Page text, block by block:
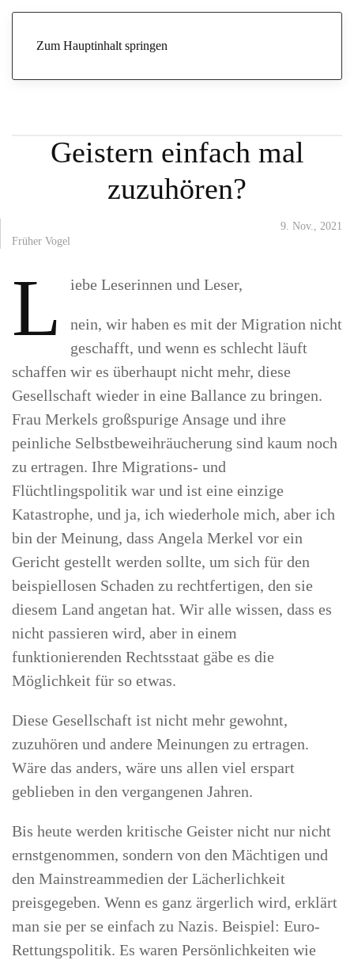
Zum Hauptinhalt springen
einfach mal zuzuhören?
Geistern einfach mal
zuzuhören?
9. Nov., 2021
Früher Vogel
L iebe Leserinnen und Leser,
nein, wir haben es mit der Migration nicht
geschafft, und wenn es schlecht läuft
schaffen wir es überhaupt nicht mehr, diese
Gesellschaft wieder in eine Ballance zu bringen.
Frau Merkels großspurige Ansage und ihre
peinliche Selbstbeweihräucherung sind kaum noch
zu ertragen. Ihre Migrations- und
Flüchtlingspolitik war und ist eine einzige
Katastrophe, und ja, ich wiederhole mich, aber ich
bin der Meinung, dass Angela Merkel vor ein
Gericht gestellt werden sollte, um sich für den
beispiellosen Schaden zu rechtfertigen, den sie
diesem Land angetan hat. Wir alle wissen, dass es
nicht passieren wird, aber in einem
funktionierenden Rechtsstaat gäbe es die
Möglichkeit für so etwas.
Diese Gesellschaft ist nicht mehr gewohnt,
zuzuhören und andere Meinungen zu ertragen.
Wäre das anders, wäre uns allen viel erspart
geblieben in den vergangenen Jahren.
Bis heute werden kritische Geister nicht nur nicht
ernstgenommen, sondern von den Mächtigen und
den Mainstreammedien der Lächerlichkeit
preisgegeben. Wenn es ganz ärgerlich wird, erklärt
man sie per se einfach zu Nazis. Beispiel: Euro-
Rettungspolitik. Es waren Persönlichkeiten wie